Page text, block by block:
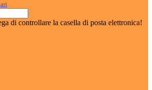
di controllare la casella di posta elettronica!